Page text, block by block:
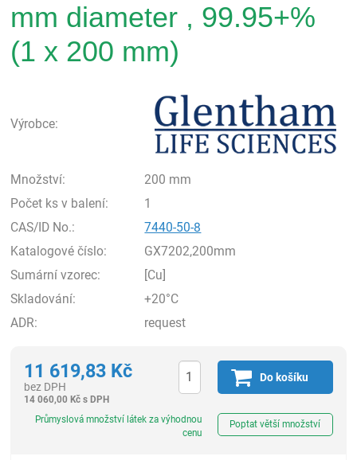
mm diameter , 99.95+%
(1 x 200 mm)
Výrobce:
Množství:
200 mm
Počet ks v balení:
1
CAS/ID No.:
7440-50-8
Katalogové číslo:
GX7202,200mm
Sumární vzorec:
[Cu]
Skladování:
+20°C
ADR:
request
11 619,83 Kč
bez DPH
14 060,00Kč s DPH
Do košíku
Průmyslová množství látek za výhodnou
cenu
Poptat větší množství